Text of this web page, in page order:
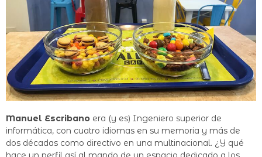
Manuel Escribano era (y es) Ingeniero superior de
informática, con cuatro idiomas en su memoria y más de
dos décadas como directivo en una multinacional. ¿Y qué